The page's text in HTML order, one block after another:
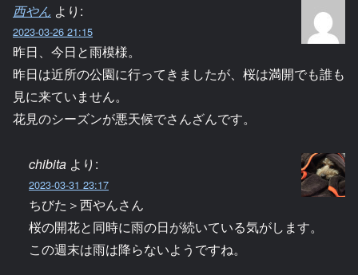
西やん より:
2023-03-26 21:15
昨日、今日と雨模様。
昨日は近所の公園に行ってきましたが、桜は満開でも誰も
見に来ていません。
花見のシーズンが悪天候でさんざんです。
chibita より:
2023-03-31 23:17
ちびた＞西やんさん
桜の開花と同時に雨の日が続いている気がします。
この週末は雨は降らないようですね。